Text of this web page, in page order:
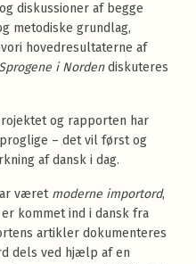
diskussioner af begge
metodiske grundlag,
hovedresultaterne af
i Nordendiskuteres
og rapporten har
– det vil først og
af dansk i dag.
været moderne importord,
kommet ind i dansk fra
artikler dokumenteres
dels ved hjælp af en